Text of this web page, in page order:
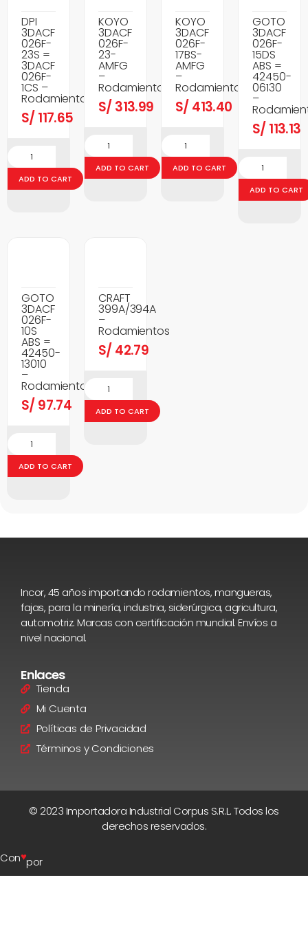
DPI
3DACF
026F-
23S =
3DACF
026F-
1CS –
Rodamientos
S/ 117.65
ADD TO CART
KOYO
3DACF
026F-
23-
AMFG
–
Rodamientos
S/ 313.99
ADD TO CART
KOYO
3DACF
026F-
17BS-
AMFG
–
Rodamientos
S/ 413.40
ADD TO CART
GOTO
3DACF
026F-
15DS
ABS =
42450-
06130
–
S/ 113.13
ADD TO CART
GOTO
3DACF
026F-
10S
ABS =
42450-
13010
–
Rodamientos
S/ 97.74
ADD TO CART
CRAFT
399A/394A
–
Rodamientos
S/ 42.79
ADD TO CART
Incor, 45 años importando rodamientos, mangueras,
fajas, para la minería, industria, siderúrgica, agricultura,
automotriz. Marcas con certificación mundial. Envíos a
nivel nacional.
Enlaces
Tienda
Mi Cuenta
Políticas de Privacidad
Términos y Condiciones
© 2023 Importadora Industrial Corpus S.R.L. Todos los
derechos reservados.
Con♥por